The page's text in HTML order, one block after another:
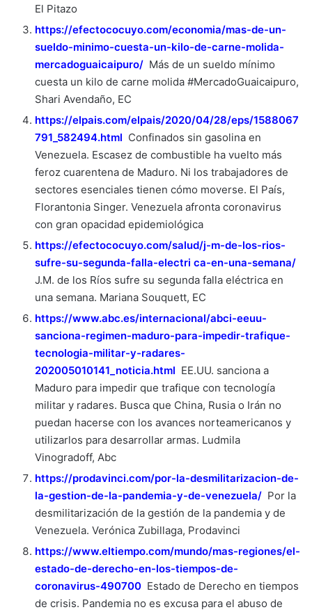
El Pitazo
https://efectococuyo.com/economia/mas-de-un-
sueldo-minimo-cuesta-un-kilo-de-carne-molida-
mercadoguaicaipuro/ Más de un sueldo mínimo
cuesta un kilo de carne molida #MercadoGuaicaipuro,
Shari Avendaño, EC
https://elpais.com/elpais/2020/04/28/eps/1588067
791_582494.html Confinados sin gasolina en
Venezuela. Escasez de combustible ha vuelto más
feroz cuarentena de Maduro. Ni los trabajadores de
sectores esenciales tienen cómo moverse. El País,
Florantonia Singer. Venezuela afronta coronavirus
con gran opacidad epidemiológica
https://efectococuyo.com/salud/j-m-de-los-rios-
sufre-su-segunda-falla-electri ca-en-una-semana/
J.M. de los Ríos sufre su segunda falla eléctrica en
una semana. Mariana Souquett, EC
https://www.abc.es/internacional/abci-eeuu-
sanciona-regimen-maduro-para-impedir-trafique-
tecnologia-militar-y-radares-
202005010141_noticia.html EE.UU. sanciona a
Maduro para impedir que trafique con tecnología
militar y radares. Busca que China, Rusia o Irán no
puedan hacerse con los avances norteamericanos y
utilizarlos para desarrollar armas. Ludmila
Vinogradoff, Abc
https://prodavinci.com/por-la-desmilitarizacion-de-
la-gestion-de-la-pandemia-y-de-venezuela/ Por la
desmilitarización de la gestión de la pandemia y de
Venezuela. Verónica Zubillaga, Prodavinci
https://www.eltiempo.com/mundo/mas-regiones/el-
estado-de-derecho-en-los-tiempos-de-
coronavirus-490700 Estado de Derecho en tiempos
de crisis. Pandemia no es excusa para el abuso de